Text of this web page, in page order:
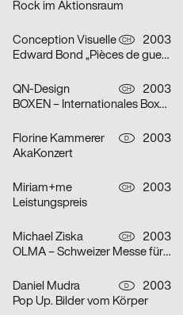
Rock im Aktionsraum
Conception Visuelle CH
2003
Edward Bond „Pièces de guerre I-II“
QN-Design CH
2003
BOXEN – Internationales Boxmeeting
Florine Kammerer D
2003
AkaKonzert
Miriam+me CH
2003
Leistungspreis
Michael Ziska CH
2003
OLMA – Schweizer Messe für Land- und Milchwirtschaft 2003
Daniel Mudra D
2003
Pop Up. Bilder vom Körper